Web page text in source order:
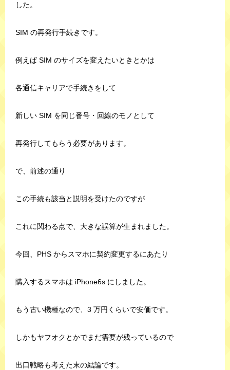
した。
SIM の再発行手続きです。
例えば SIM のサイズを変えたいときとかは
各通信キャリアで手続きをして
新しい SIM を同じ番号・回線のモノとして
再発行してもらう必要があります。
で、前述の通り
この手続も該当と説明を受けたのですが
これに関わる点で、大きな誤算が生まれました。
今回、PHS からスマホに契約変更するにあたり
購入するスマホは iPhone6s にしました。
もう古い機種なので、3 万円くらいで安価です。
しかもヤフオクとかでまだ需要が残っているので
出口戦略も考えた末の結論です。